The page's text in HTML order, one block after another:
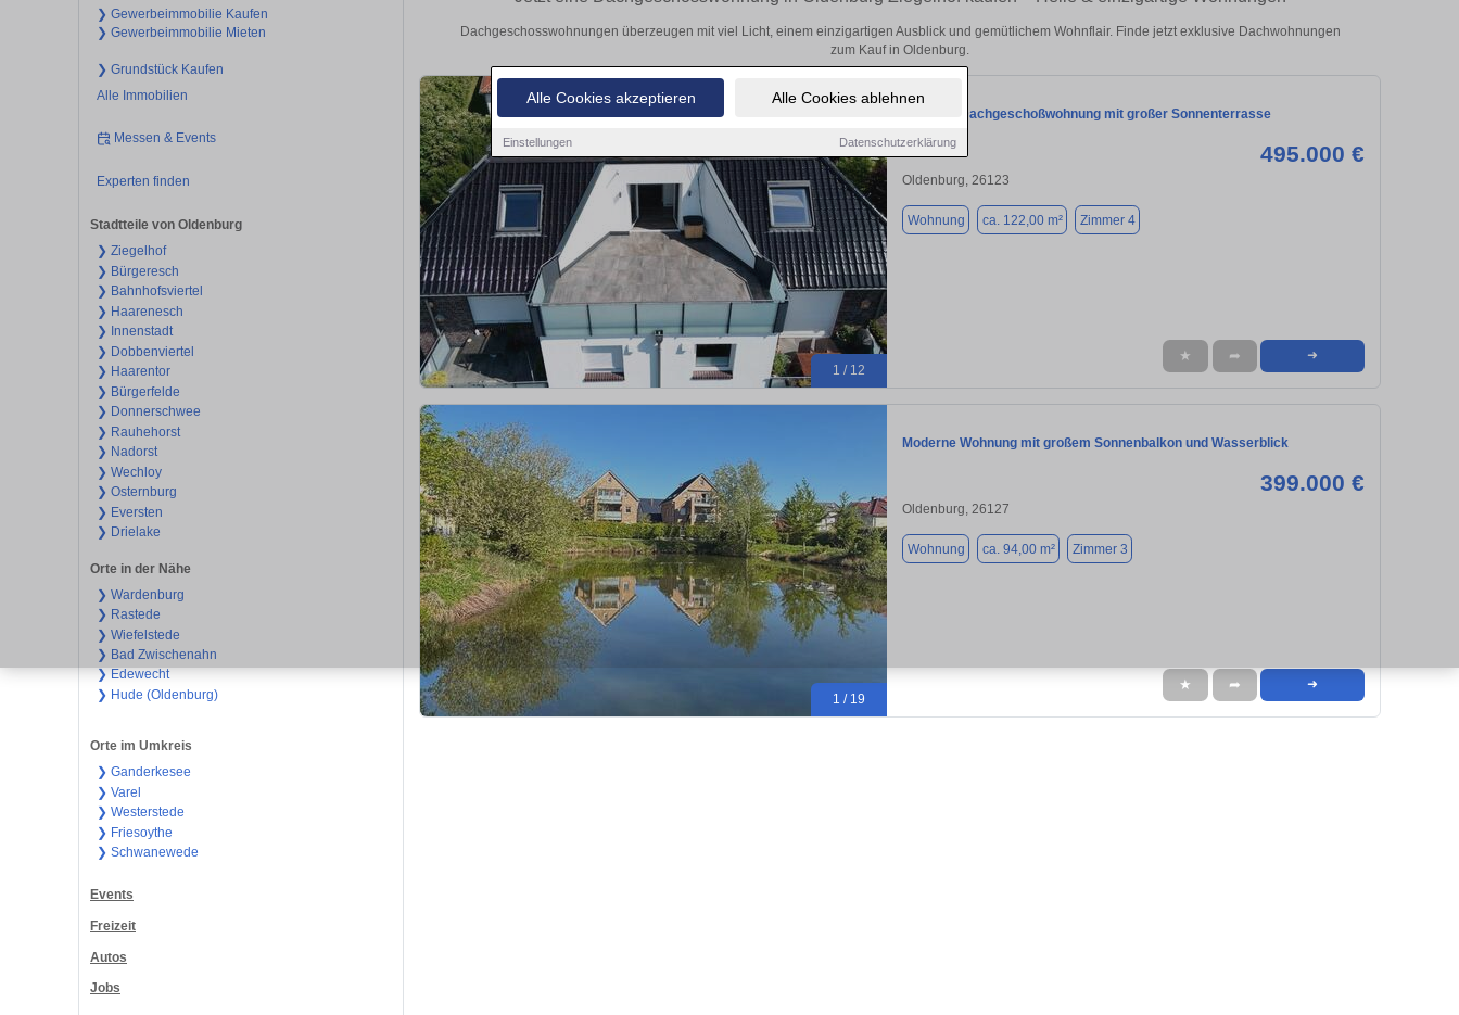
Alle Cookies akzeptieren Alle Cookies ablehnen
Einstellungen Datenschutzerklärung
❯ Gewerbeimmobilie Kaufen
❯ Gewerbeimmobilie Mieten
❯ Grundstück Kaufen
Alle Immobilien
Messen & Events
Experten finden
Stadtteile von Oldenburg
❯ Ziegelhof
❯ Bürgeresch
❯ Bahnhofsviertel
❯ Haarenesch
❯ Innenstadt
❯ Dobbenviertel
❯ Haarentor
❯ Bürgerfelde
❯ Donnerschwee
❯ Rauhehorst
❯ Nadorst
❯ Wechloy
❯ Osternburg
❯ Eversten
❯ Drielake
Orte in der Nähe
❯ Wardenburg
❯ Rastede
❯ Wiefelstede
❯ Bad Zwischenahn
❯ Edewecht
❯ Hude (Oldenburg)
Orte im Umkreis
❯ Ganderkesee
❯ Varel
❯ Westerstede
❯ Friesoythe
❯ Schwanewede
Events
Freizeit
Autos
Jobs
Dachgeschosswohnungen überzeugen mit viel Licht, einem einzigartigen Ausblick und gemütlichem Wohnflair. Finde jetzt exklusive Dachwohnungen
zum Kauf in Oldenburg.
1 / 12
Moderne Dachgeschoßwohnung mit großer Sonnenterrasse
495.000 €
Oldenburg, 26123
Wohnung ca. 122,00 m² Zimmer 4
★ ➦ ➜
1 / 19
Moderne Wohnung mit großem Sonnenbalkon und Wasserblick
399.000 €
Oldenburg, 26127
Wohnung ca. 94,00 m² Zimmer 3
★ ➦ ➜